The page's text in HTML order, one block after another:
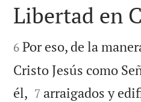

Libertad en

6 Por eso, de la
Cristo Jesús como
él, 

7 arraigados y